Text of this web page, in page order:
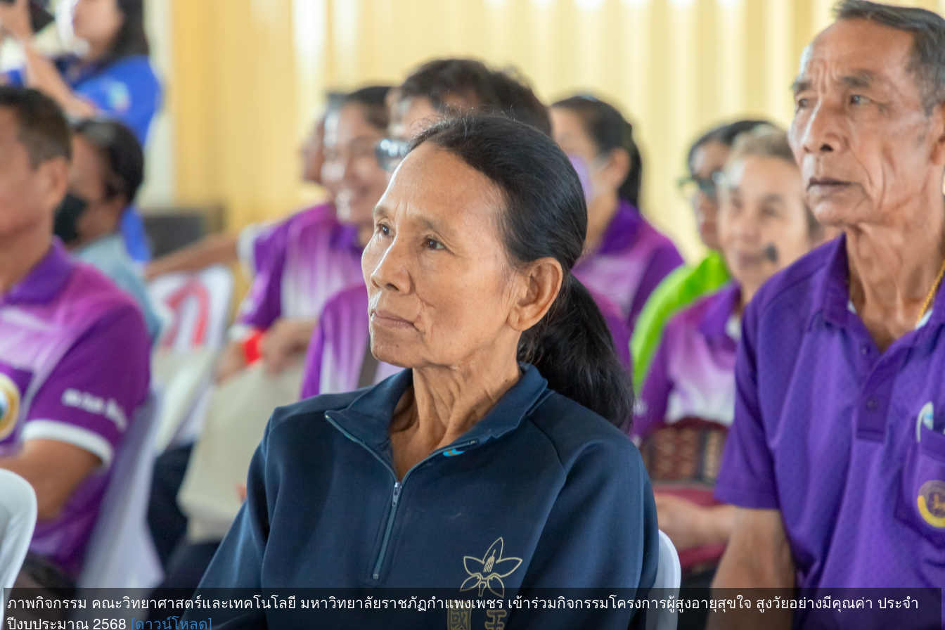
ภาพกิจกรรม คณะวิทยาศาสตร์และเทคโนโลยี มหาวิทยาลัยราชภัฏกําแพงเพชร เข้าร่วมกิจกรรมโครงการผู้สูงอายุสุขใจ สูงวัยอย่างมีคุณค่า ประจำ
ปีงบประมาณ 2568 [ดาวน์โหลด]